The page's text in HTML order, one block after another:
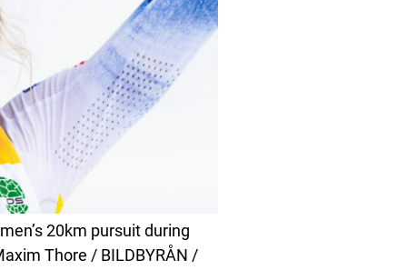
20km pursuit during
Thore / BILDBYRÅN /